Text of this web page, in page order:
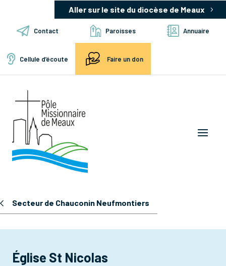
Aller sur le site du diocèse de Meaux
Contact Paroisses Annuaire
Cellule d’écoute Faire un don
Secteur de Chauconin Neufmontiers
Église St Nicolas